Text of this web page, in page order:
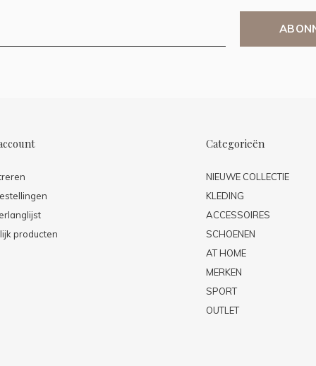
producten
Categorieën
NIEUWE COLLECTIE
KLEDING
ACCESSOIRES
SCHOENEN
AT HOME
MERKEN
SPORT
OUTLET